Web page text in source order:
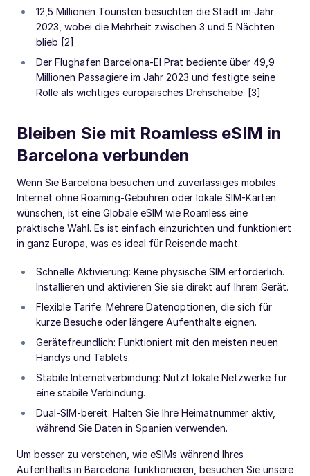
12,5 Millionen Touristen besuchten die Stadt im Jahr
2023, wobei die Mehrheit zwischen 3 und 5 Nächten
blieb [2]
Der Flughafen Barcelona-El Prat bediente über 49,9
Millionen Passagiere im Jahr 2023 und festigte seine
Rolle als wichtiges europäisches Drehscheibe. [3]
Bleiben Sie mit Roamless eSIM in
Barcelona verbunden
Wenn Sie Barcelona besuchen und zuverlässiges mobiles
Internet ohne Roaming-Gebühren oder lokale SIM-Karten
wünschen, ist eine Globale eSIM wie Roamless eine
praktische Wahl. Es ist einfach einzurichten und funktioniert
in ganz Europa, was es ideal für Reisende macht.
Schnelle Aktivierung: Keine physische SIM erforderlich.
Installieren und aktivieren Sie sie direkt auf Ihrem Gerät.
Flexible Tarife: Mehrere Datenoptionen, die sich für
kurze Besuche oder längere Aufenthalte eignen.
Gerätefreundlich: Funktioniert mit den meisten neuen
Handys und Tablets.
Stabile Internetverbindung: Nutzt lokale Netzwerke für
eine stabile Verbindung.
Dual-SIM-bereit: Halten Sie Ihre Heimatnummer aktiv,
während Sie Daten in Spanien verwenden.
Um besser zu verstehen, wie eSIMs während Ihres
Aufenthalts in Barcelona funktionieren, besuchen Sie unsere